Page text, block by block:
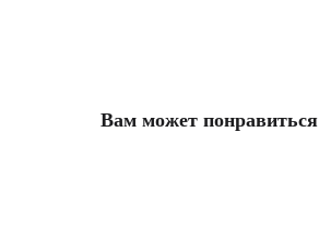
Вам может понравиться